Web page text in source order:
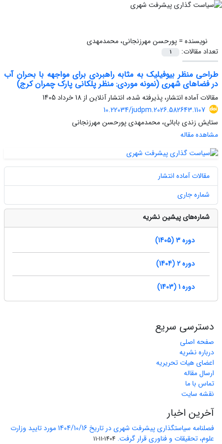
نویسنده =پورحسن مهرزنجانی، محمدمهدی
تعداد مقالات:
1
طراحی منظر بیوفیلیک به مثابه راهبردی برای مواجهه با بحران آب
در فضاهای شهری (نمونه موردی: منظر پلکانی پارک چمران کرج)
مقالات آماده انتشار، پذیرفته شده، انتشار آنلاین از 18 خرداد 1405
10.22034/judpm.2026.582643.1107
ستایش زندی بابائی، محمدمهدی پورحسن مهرزنجانی
مشاهده مقاله
مقالات آماده انتشار
شماره جاری
شماره‌های پیشین نشریه
دوره 3 (1405)
دوره 2 (1404)
دوره 1 (1403)
دسترسی سریع
صفحه اصلی
درباره نشریه
اعضای هیات تحریریه
ارسال مقاله
تماس با ما
نقشه سایت
آخرین اخبار
فصلنامه سیاستگذاری پیشرفت شهری در تاریخ 1404/10/16 مورد تایید وزارت
علوم، تحقیقات و فناوری قرار گرفت. 1404-11-11